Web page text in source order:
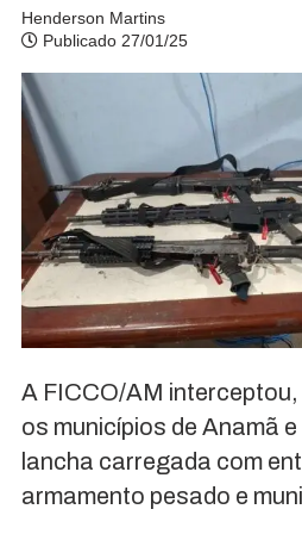
Henderson Martins
Publicado 27/01/25
A FICCO/AM interceptou,
os municípios de Anamã
lancha carregada com
armamento pesado e